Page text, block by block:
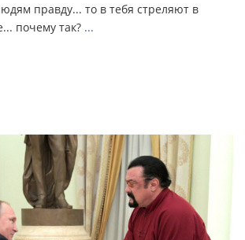
правду... то в тебя стреляют в
почему так? ...